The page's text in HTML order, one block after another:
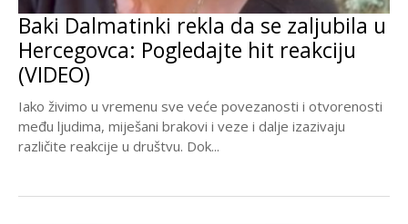
Baki Dalmatinki rekla da se zaljubila u
Hercegovca: Pogledajte hit reakciju
(VIDEO)
Iako živimo u vremenu sve veće povezanosti i otvorenosti
među ljudima, miješani brakovi i veze i dalje izazivaju
različite reakcije u društvu. Dok...